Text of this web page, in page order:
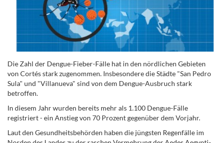
Die Zahl der Dengue-Fieber-Fälle hat in den nördlichen Gebieten
von Cortés stark zugenommen. Insbesondere die Städte "San Pedro
Sula" und "Villanueva" sind von dem Dengue-Ausbruch stark
betroffen.
In diesem Jahr wurden bereits mehr als 1.100 Dengue-Fälle
registriert - ein Anstieg von 70 Prozent gegenüber dem Vorjahr.
Laut den Gesundheitsbehörden haben die jüngsten Regenfälle im